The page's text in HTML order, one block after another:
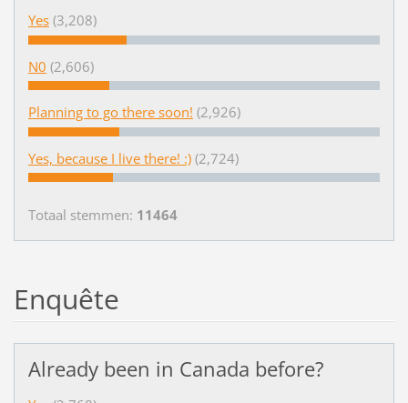
Yes (3,208)
N0 (2,606)
Planning to go there soon! (2,926)
Yes, because I live there! :) (2,724)
Totaal stemmen: 11464
Enquête
Already been in Canada before?